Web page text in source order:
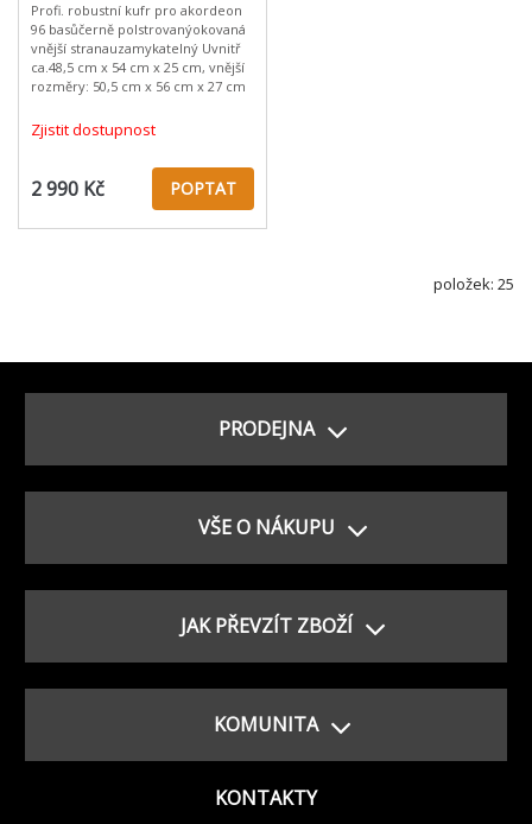
Profi. robustní kufr pro akordeon
96 basůčerně polstrovanýokovaná
vnější stranauzamykatelný Uvnitř
ca.48,5 cm x 54 cm x 25 cm, vnější
rozměry: 50,5 cm x 56 cm x 27 cm
Zjistit dostupnost
2 990 Kč POPTAT
položek: 25
PRODEJNA
VŠE O NÁKUPU
JAK PŘEVZÍT ZBOŽÍ
KOMUNITA
KONTAKTY